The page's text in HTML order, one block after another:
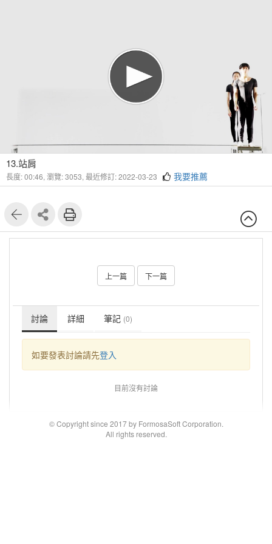
13.站肩
長度: 00:46, 瀏覽: 3053, 最近修訂: 2022-03-23 我要推薦
上一篇 下一篇
討論 詳細 筆記 (0)
如要發表討論請先登入
目前沒有討論
© Copyright since 2017 by FormosaSoft Corporation.
All rights reserved.